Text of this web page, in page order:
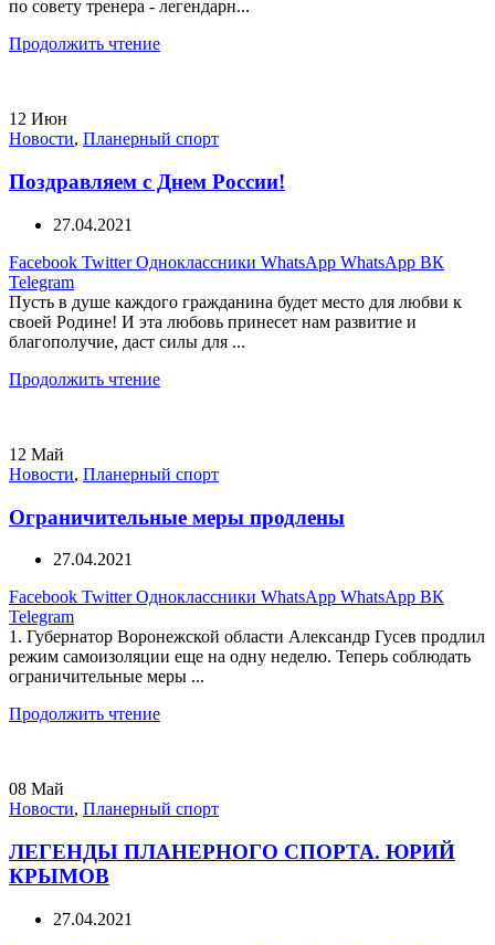
по совету тренера - легендарн...
Продолжить чтение
12 Июн
Новости, Планерный спорт
Поздравляем с Днем России!
27.04.2021
Facebook Twitter Одноклассники WhatsApp WhatsApp ВК
Telegram
Пусть в душе каждого гражданина будет место для любви к
своей Родине! И эта любовь принесет нам развитие и
благополучие, даст силы для ...
Продолжить чтение
12 Май
Новости, Планерный спорт
Ограничительные меры продлены
27.04.2021
Facebook Twitter Одноклассники WhatsApp WhatsApp ВК
Telegram
1. Губернатор Воронежской области Александр Гусев продлил
режим самоизоляции еще на одну неделю. Теперь соблюдать
ограничительные меры ...
Продолжить чтение
08 Май
Новости, Планерный спорт
ЛЕГЕНДЫ ПЛАНЕРНОГО СПОРТА. ЮРИЙ
КРЫМОВ
27.04.2021